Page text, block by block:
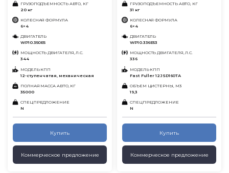
ГРУЗОПОДЪЕМНОСТЬ АВТО, КГ
20 кг
КОЛЕСНАЯ ФОРМУЛА
6×4
ДВИГАТЕЛЬ
WP10.350E5
МОЩНОСТЬ ДВИГАТЕЛЯ, Л.С.
344
МОДЕЛЬ КПП
12-ступенчатая, механическая
ПОЛНАЯ МАССА АВТО, КГ
35000
СПЕЦПРЕДЛОЖЕНИЕ
N
Купить
Коммерческое предложение
ГРУЗОПОДЪЕМНОСТЬ АВТО, КГ
31 кг
КОЛЕСНАЯ ФОРМУЛА
6×4
ДВИГАТЕЛЬ
WP10.336E53
МОЩНОСТЬ ДВИГАТЕЛЯ, Л.С.
336
МОДЕЛЬ КПП
Fast Fuller 12JSD160TА
ОБЪЕМ ЦИСТЕРНЫ, М3
19,3
СПЕЦПРЕДЛОЖЕНИЕ
N
Купить
Коммерческое предложение